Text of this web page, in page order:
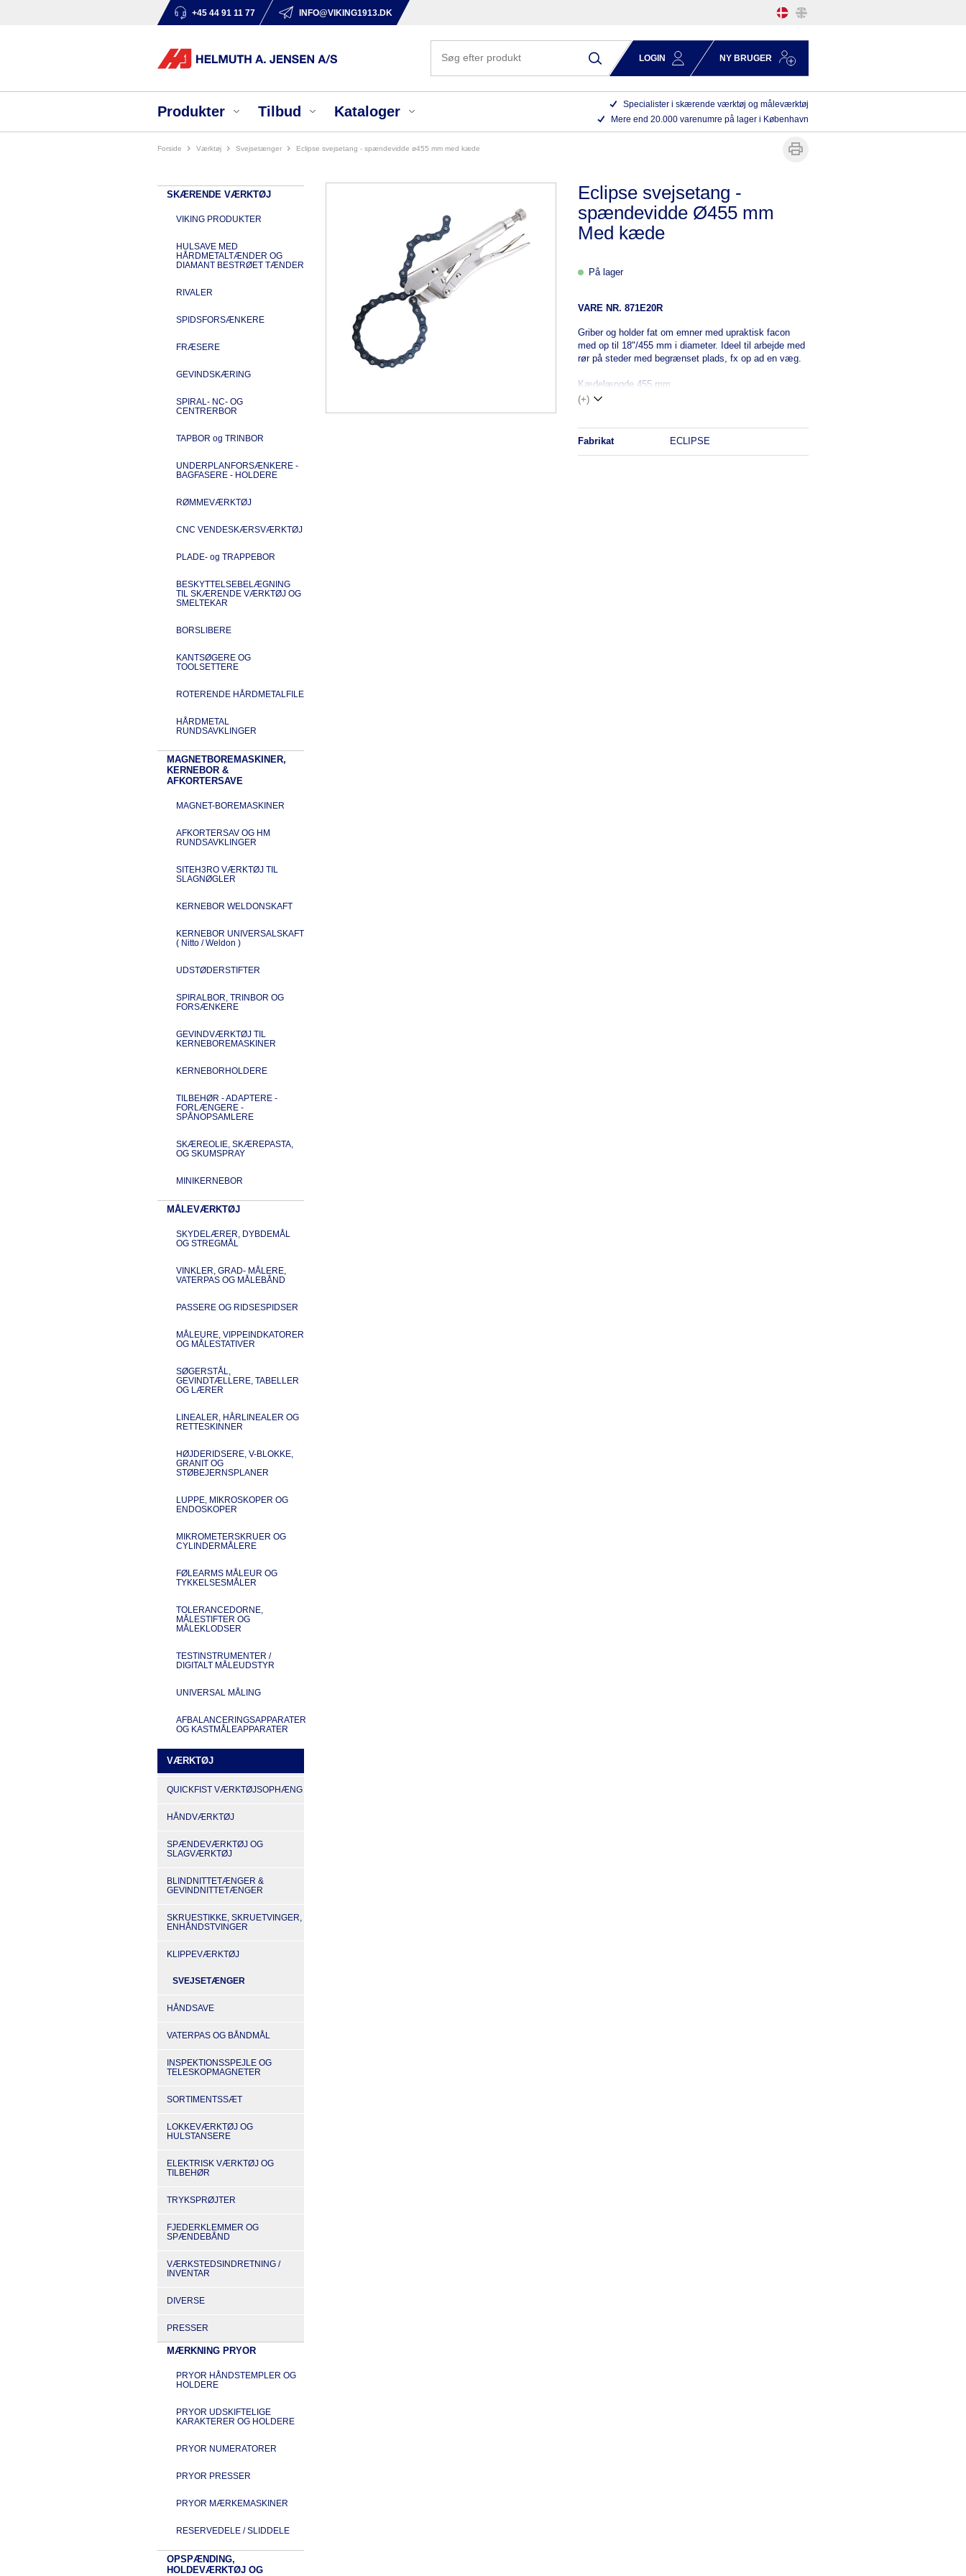
+45 44 91 11 77 INFO@VIKING1913.DK
LOGIN NY BRUGER
Produkter Tilbud Kataloger
Specialister i skærende værktøj og måleværktøj
Mere end 20.000 varenumre på lager i København
Forside værktøj svejsetænger eclipse svejsetang - spændevidde ø455 mm med kæde
SKÆRENDE VÆRKTØJ
VIKING PRODUKTER
HULSAVE MED
HÅRDMETALTÆNDER OG
DIAMANT BESTRØET TÆNDER
RIVALER
SPIDSFORSÆNKERE
FRÆSERE
GEVINDSKÆRING
SPIRAL- NC- OG
CENTRERBOR
TAPBOR og TRINBOR
UNDERPLANFORSÆNKERE -
BAGFASERE - HOLDERE
RØMMEVÆRKTØJ
CNC VENDESKÆRSVÆRKTØJ
PLADE- og TRAPPEBOR
BESKYTTELSEBELÆGNING
TIL SKÆRENDE VÆRKTØJ OG
SMELTEKAR
BORSLIBERE
KANTSØGERE OG
TOOLSETTERE
ROTERENDE HÅRDMETALFILE
HÅRDMETAL
RUNDSAVKLINGER
MAGNETBOREMASKINER,
KERNEBOR &
AFKORTERSAVE
MAGNET-BOREMASKINER
AFKORTERSAV OG HM
RUNDSAVKLINGER
SITEH3RO VÆRKTØJ TIL
SLAGNØGLER
KERNEBOR WELDONSKAFT
KERNEBOR UNIVERSALSKAFT
( Nitto / Weldon )
UDSTØDERSTIFTER
SPIRALBOR, TRINBOR OG
FORSÆNKERE
GEVINDVÆRKTØJ TIL
KERNEBOREMASKINER
KERNEBORHOLDERE
TILBEHØR - ADAPTERE -
FORLÆNGERE -
SPÅNOPSAMLERE
SKÆREOLIE, SKÆREPASTA,
OG SKUMSPRAY
MINIKERNEBOR
MÅLEVÆRKTØJ
SKYDELÆRER, DYBDEMÅL
OG STREGMÅL
VINKLER, GRAD- MÅLERE,
VATERPAS OG MÅLEBÅND
PASSERE OG RIDSESPIDSER
MÅLEURE, VIPPEINDKATORER
OG MÅLESTATIVER
SØGERSTÅL,
GEVINDTÆLLERE, TABELLER
OG LÆRER
LINEALER, HÅRLINEALER OG
RETTESKINNER
HØJDERIDSERE, V-BLOKKE,
GRANIT OG
STØBEJERNSPLANER
LUPPE, MIKROSKOPER OG
ENDOSKOPER
MIKROMETERSKRUER OG
CYLINDERMÅLERE
FØLEARMS MÅLEUR OG
TYKKELSESMÅLER
TOLERANCEDORNE,
MÅLESTIFTER OG
MÅLEKLODSER
TESTINSTRUMENTER /
DIGITALT MÅLEUDSTYR
UNIVERSAL MÅLING
AFBALANCERINGSAPPARATER
OG KASTMÅLEAPPARATER
VÆRKTØJ
QUICKFIST VÆRKTØJSOPHÆNG
HÅNDVÆRKTØJ
SPÆNDEVÆRKTØJ OG
SLAGVÆRKTØJ
BLINDNITTETÆNGER &
GEVINDNITTETÆNGER
SKRUESTIKKE, SKRUETVINGER,
ENHÅNDSTVINGER
KLIPPEVÆRKTØJ
SVEJSETÆNGER
HÅNDSAVE
VATERPAS OG BÅNDMÅL
INSPEKTIONSSPEJLE OG
TELESKOPMAGNETER
SORTIMENTSSÆT
LOKKEVÆRKTØJ OG
HULSTANSERE
ELEKTRISK VÆRKTØJ OG
TILBEHØR
TRYKSPRØJTER
FJEDERKLEMMER OG
SPÆNDEBÅND
VÆRKSTEDSINDRETNING /
INVENTAR
DIVERSE
PRESSER
MÆRKNING PRYOR
PRYOR HÅNDSTEMPLER OG
HOLDERE
PRYOR UDSKIFTELIGE
KARAKTERER OG HOLDERE
PRYOR NUMERATORER
PRYOR PRESSER
PRYOR MÆRKEMASKINER
RESERVEDELE / SLIDDELE
OPSPÆNDING,
HOLDEVÆRKTØJ OG
Eclipse svejsetang -
spændevidde Ø455 mm
Med kæde
På lager
VARE NR. 871E20R
Griber og holder fat om emner med upraktisk facon
med op til 18"/455 mm i diameter. Ideel til arbejde med
rør på steder med begrænset plads, fx op ad en væg.
Kædelængde 455 mm
(+)
fabrikat ECLIPSE